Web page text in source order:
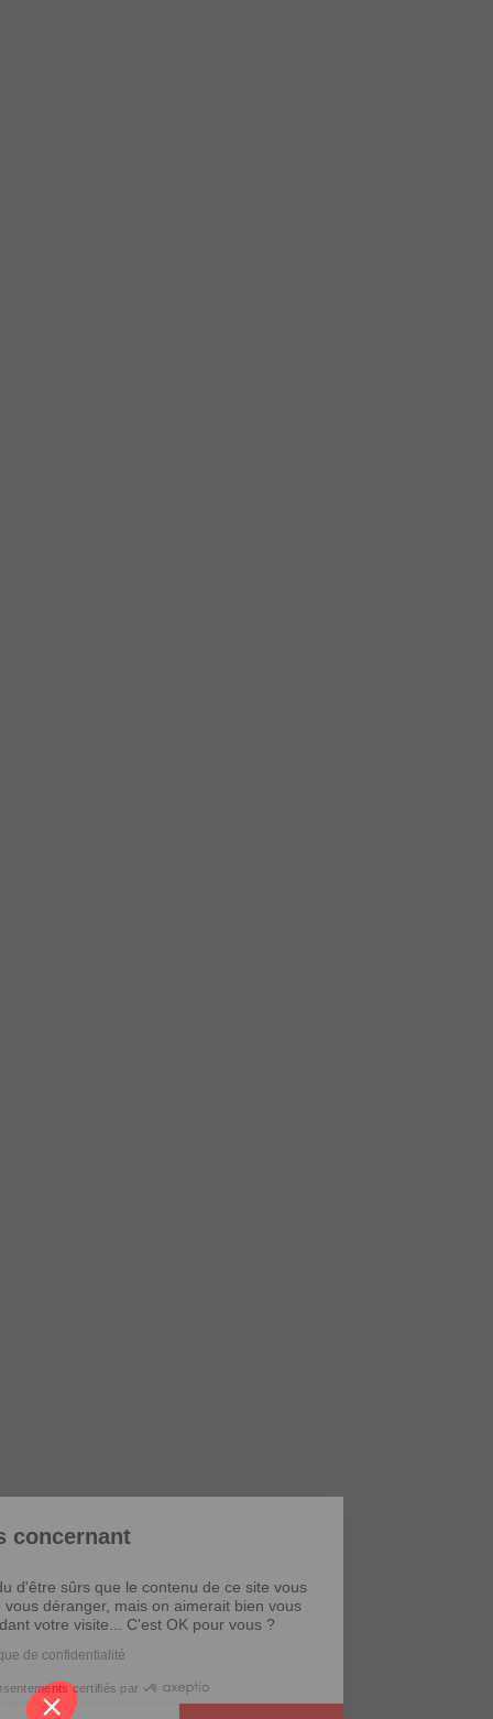
Informations concernant
Nous avons attendu d'être sûrs que le contenu de ce site vous
intéresse avant de vous déranger, mais on aimerait bien vous
accompagner pendant votre visite... C'est OK pour vous ?
Consulter notre politique de confidentialité
Consentements certifiés par